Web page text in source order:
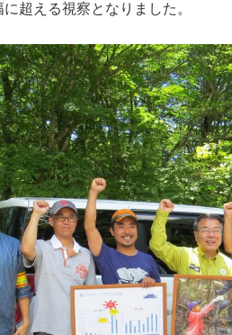
超える視察となりました。